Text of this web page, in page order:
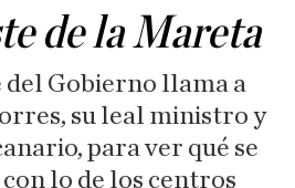
de la Mareta
Gobierno llama a
su leal ministro y
para ver qué se
lo de los centros